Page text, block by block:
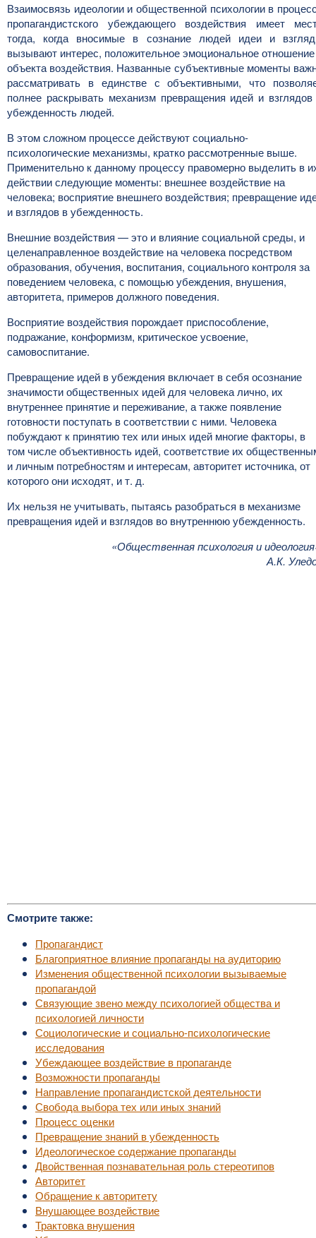
Взаимосвязь идеологии и общественной психологии в
пропагандистского убеждающего воздействия имеет
тогда, когда вносимые в сознание людей идеи и
вызывают интерес, положительное эмоциональное
объекта воздействия. Названные субъективные моменты
рассматривать в единстве с объективными, что
полнее раскрывать механизм превращения идей и
убежденность людей.
В этом сложном процессе действуют социально-
психологические механизмы, кратко рассмотренные выше.
Применительно к данному процессу правомерно выделить в
действии следующие моменты: внешнее воздействие на
человека; восприятие внешнего воздействия; превращение
и взглядов в убежденность.
Внешние воздействия — это и влияние социальной среды, и
целенаправленное воздействие на человека посредством
образования, обучения, воспитания, социального контроля за
поведением человека, с помощью убеждения, внушения,
авторитета, примеров должного поведения.
Восприятие воздействия порождает приспособление,
подражание, конформизм, критическое усвоение,
самовоспитание.
Превращение идей в убеждения включает в себя осознание
значимости общественных идей для человека лично, их
внутреннее принятие и переживание, а также появление
готовности поступать в соответствии с ними. Человека
побуждают к принятию тех или иных идей многие факторы, в
том числе объективность идей, соответствие их
и личным потребностям и интересам, авторитет источника, от
которого они исходят, и т. д.
Их нельзя не учитывать, пытаясь разобраться в механизме
превращения идей и взглядов во внутреннюю убежденность.
«Общественная психология и
А.К.
Смотрите также:
Пропагандист
Благоприятное влияние пропаганды на аудиторию
Изменения общественной психологии вызываемые
пропагандой
Связующие звено между психологией общества и
психологией личности
Социологические и социально-психологические
исследования
Убеждающее воздействие в пропаганде
Возможности пропаганды
Направление пропагандистской деятельности
Свобода выбора тех или иных знаний
Процесс оценки
Превращение знаний в убежденность
Идеологическое содержание пропаганды
Двойственная познавательная роль стереотипов
Авторитет
Обращение к авторитету
Внушающее воздействие
Трактовка внушения